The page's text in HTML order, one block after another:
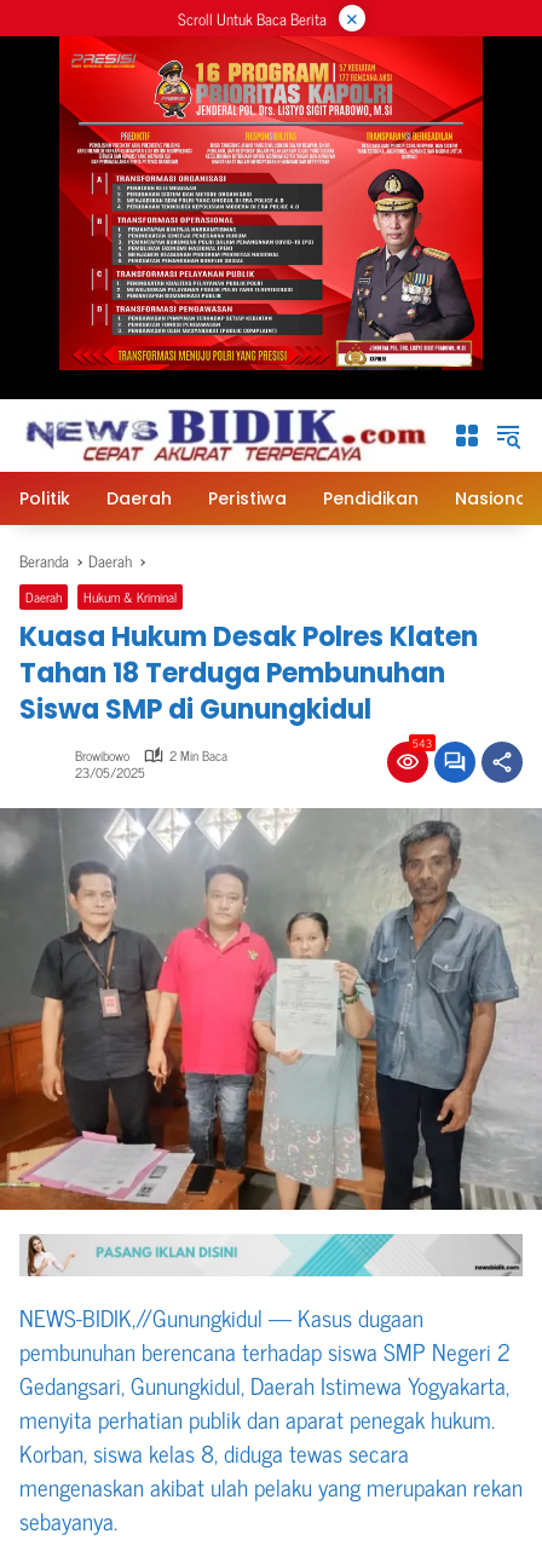
ke
Scroll Untuk Baca Berita ×
Politik Daerah Peristiwa Pendidikan Nasional
Beranda Daerah
Daerah Hukum & Kriminal
Kuasa Hukum Desak Polres Klaten
Tahan 18 Terduga Pembunuhan
Siswa SMP di Gunungkidul
Browibowo 2 Min Baca
23/05/2025
543
NEWS-BIDIK,//Gunungkidul — Kasus dugaan
pembunuhan berencana terhadap siswa SMP Negeri 2
Gedangsari, Gunungkidul, Daerah Istimewa Yogyakarta,
menyita perhatian publik dan aparat penegak hukum.
Korban, siswa kelas 8, diduga tewas secara
mengenaskan akibat ulah pelaku yang merupakan rekan
sebayanya.